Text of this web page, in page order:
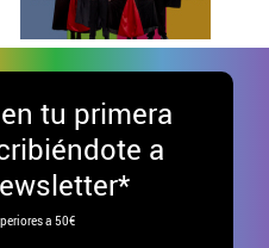
tu primera
a
a 50€